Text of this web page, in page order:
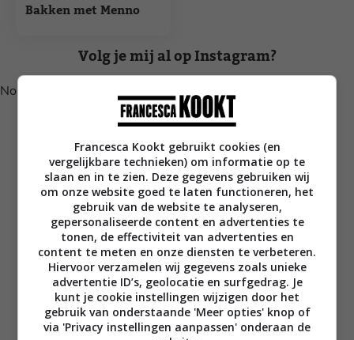
Bakken met Menno
Volg je mij al op Instagram?
No posts found.
Disclaimer
Privacy voorwaarden
Contact
Francesca Kookt gebruikt cookies (en
vergelijkbare technieken) om informatie op te
slaan en in te zien. Deze gegevens gebruiken wij
om onze website goed te laten functioneren, het
gebruik van de website te analyseren,
gepersonaliseerde content en advertenties te
tonen, de effectiviteit van advertenties en
content te meten en onze diensten te verbeteren.
Hiervoor verzamelen wij gegevens zoals unieke
advertentie ID’s, geolocatie en surfgedrag. Je
kunt je cookie instellingen wijzigen door het
gebruik van onderstaande 'Meer opties' knop of
via 'Privacy instellingen aanpassen' onderaan de